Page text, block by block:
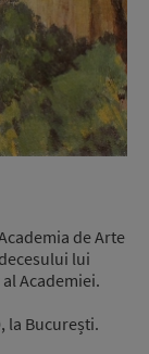
de Arte
lui
Academiei.
la București.